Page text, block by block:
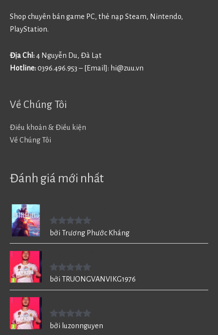
Shop chuyên bán game PC, thẻ nạp Steam, Nintendo,
PlayStation.
Địa Chỉ:4 Nguyễn Du, Đà Lạt
Hotline:0396.496.953 – [Email]: hi@zuu.vn
Về Chúng Tôi
Điều khoản & Điều kiện
Về Chúng Tôi
Đánh giá mới nhất
Được xếp
bởi Trương Phước Kháng
Được xếp
bởi TRUONGVANVIKG1976
Được xếp
bởi luzonnguyen